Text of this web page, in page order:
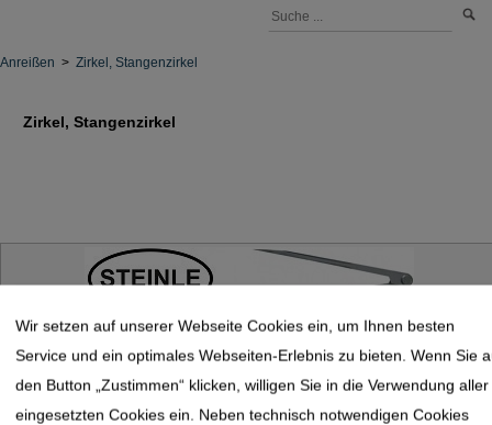
Anreißen > Zirkel, Stangenzirkel
Zirkel, Stangenzirkel
STEINLE Spitzzirkel DIN 6486
Wir setzen auf unserer Webseite Cookies ein, um Ihnen besten
Service und ein optimales Webseiten-Erlebnis zu bieten. Wenn Sie
den Button „Zustimmen“ klicken, willigen Sie in die Verwendung aller
eingesetzten Cookies ein. Neben technisch notwendigen Cookies